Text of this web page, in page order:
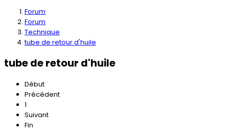
Forum
Forum
Technique
tube de retour d'huile
tube de retour d'huile
Début
Précédent
1
Suivant
Fin